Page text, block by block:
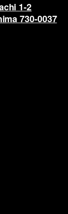
1-2
730-0037